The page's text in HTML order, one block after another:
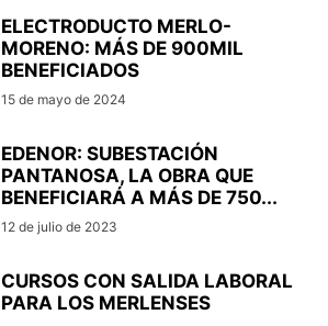
ELECTRODUCTO MERLO-
MORENO: MÁS DE 900MIL
BENEFICIADOS
15 de mayo de 2024
EDENOR: SUBESTACIÓN
PANTANOSA, LA OBRA QUE
BENEFICIARÁ A MÁS DE 750...
12 de julio de 2023
CURSOS CON SALIDA LABORAL
PARA LOS MERLENSES